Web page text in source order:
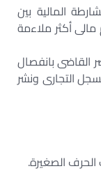
المالية بين
مالى أكثر ملاءمة
القاضى بانفصال
التجارى ونشر